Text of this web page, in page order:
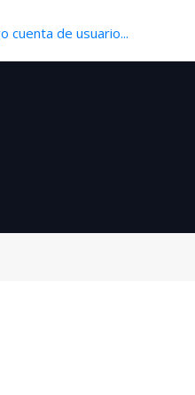
cuenta de usuario...